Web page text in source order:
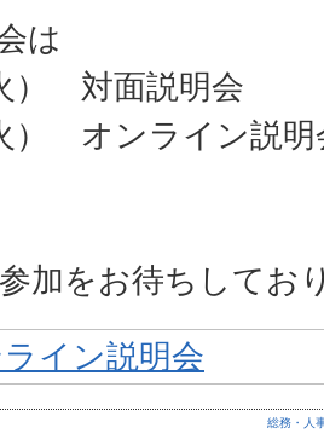
は
） 対面説明会
） オンライン説明
加をお待ちしてお
総務・人